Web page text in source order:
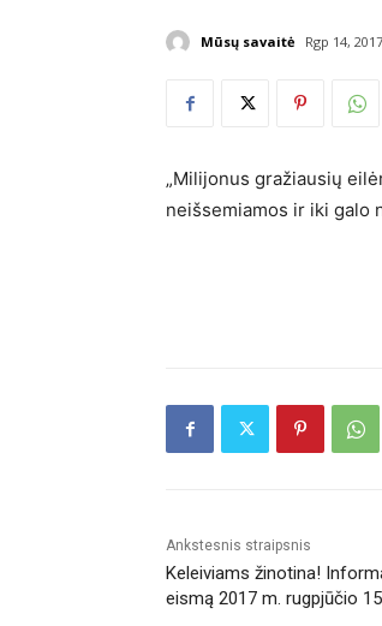
Mūsų savaitė Rgp 14,
„Milijonus gražiausių
neišsemiamos ir iki galo
Ankstesnis straipsnis
Keleiviams žinotina!
eismą 2017 m. rugpjūčio